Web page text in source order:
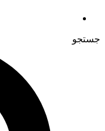
جستجو